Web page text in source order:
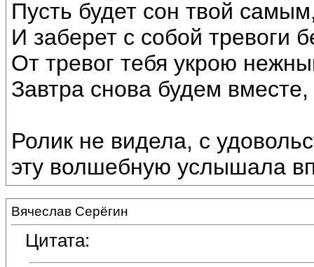
Пусть будет сон твой
И заберет с собой тревоги
От тревог тебя укрою
Завтра снова будем
Ролик не видела, с
эту волшебную услышала
Вячеслав Серёгин
Цитата: